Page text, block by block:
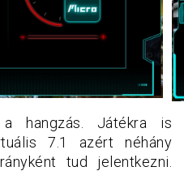
a hangzás. Játékra is
7.1 azért néhány
tud jelentkezni.